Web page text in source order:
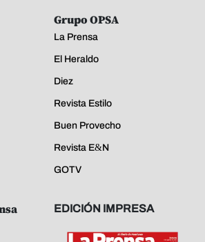
Grupo OPSA
La Prensa
El Heraldo
Diez
Revista Estilo
Buen Provecho
Revista E&N
GOTV
EDICIÓN IMPRESA